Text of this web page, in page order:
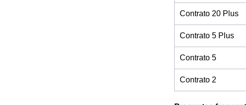
Contrato 20 Plus
Contrato 5 Plus
Contrato 5
Contrato 2